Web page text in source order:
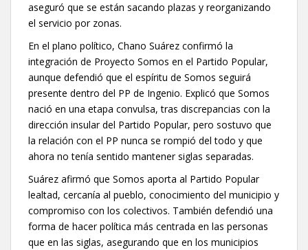
aseguró que se están sacando plazas y reorganizando
el servicio por zonas.
En el plano político, Chano Suárez confirmó la
integración de Proyecto Somos en el Partido Popular,
aunque defendió que el espíritu de Somos seguirá
presente dentro del PP de Ingenio. Explicó que Somos
nació en una etapa convulsa, tras discrepancias con la
dirección insular del Partido Popular, pero sostuvo que
la relación con el PP nunca se rompió del todo y que
ahora no tenía sentido mantener siglas separadas.
Suárez afirmó que Somos aporta al Partido Popular
lealtad, cercanía al pueblo, conocimiento del municipio y
compromiso con los colectivos. También defendió una
forma de hacer política más centrada en las personas
que en las siglas, asegurando que en los municipios